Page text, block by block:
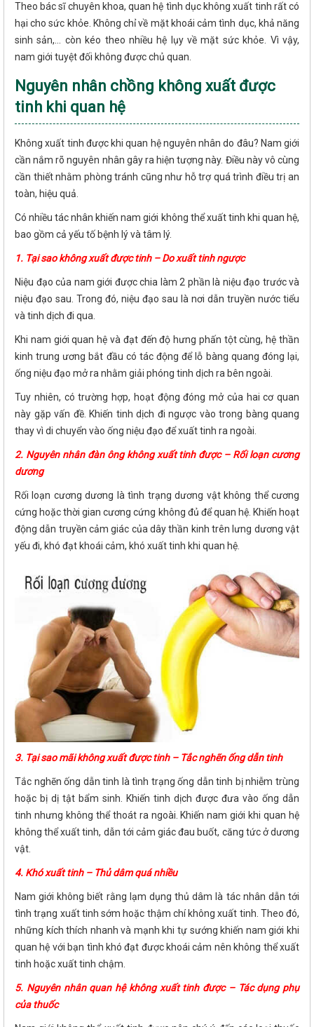
Theo bác sĩ chuyên khoa, quan hệ tình dục không xuất tinh rất có
hại cho sức khỏe. Không chỉ về mặt khoái cảm tình dục, khả năng
sinh sản,... còn kéo theo nhiều hệ lụy về mặt sức khỏe. Vì vậy,
nam giới tuyệt đối không được chủ quan.
Nguyên nhân chồng không xuất được
tinh khi quan hệ
Không xuất tinh được khi quan hệ nguyên nhân do đâu? Nam giới
cần nắm rõ nguyên nhân gây ra hiện tượng này. Điều này vô cùng
cần thiết nhằm phòng tránh cũng như hỗ trợ quá trình điều trị an
toàn, hiệu quả.
Có nhiều tác nhân khiến nam giới không thể xuất tinh khi quan hệ,
bao gồm cả yếu tố bệnh lý và tâm lý.
1. Tại sao không xuất được tinh – Do xuất tinh ngược
Niệu đạo của nam giới được chia làm 2 phần là niệu đạo trước và
niệu đạo sau. Trong đó, niệu đạo sau là nơi dẫn truyền nước tiểu
và tinh dịch đi qua.
Khi nam giới quan hệ và đạt đến độ hưng phấn tột cùng, hệ thần
kinh trung ương bắt đầu có tác động để lỗ bàng quang đóng lại,
ống niệu đạo mở ra nhằm giải phóng tinh dịch ra bên ngoài.
Tuy nhiên, có trường hợp, hoạt động đóng mở của hai cơ quan
này gặp vấn đề. Khiến tinh dịch đi ngược vào trong bàng quang
thay vì di chuyển vào ống niệu đạo để xuất tinh ra ngoài.
2. Nguyên nhân đàn ông không xuất tinh được – Rối loạn cương
dương
Rối loạn cương dương là tình trạng dương vật không thể cương
cứng hoặc thời gian cương cứng không đủ để quan hệ. Khiến hoạt
động dẫn truyền cảm giác của dây thần kinh trên lưng dương vật
yếu đi, khó đạt khoái cảm, khó xuất tinh khi quan hệ.
3. Tại sao mãi không xuất được tinh – Tắc nghẽn ống dẫn tinh
Tắc nghẽn ống dẫn tinh là tình trạng ống dẫn tinh bị nhiễm trùng
hoặc bị dị tật bẩm sinh. Khiến tinh dịch được đưa vào ống dẫn
tinh nhưng không thể thoát ra ngoài. Khiến nam giới khi quan hệ
không thể xuất tinh, dẫn tới cảm giác đau buốt, căng tức ở dương
vật.
4. Khó xuất tinh – Thủ dâm quá nhiều
Nam giới không biết rằng lạm dụng thủ dâm là tác nhân dẫn tới
tình trạng xuất tinh sớm hoặc thậm chí không xuất tinh. Theo đó,
những kích thích nhanh và mạnh khi tự sướng khiến nam giới khi
quan hệ với bạn tình khó đạt được khoái cảm nên không thể xuất
tinh hoặc xuất tinh chậm.
5. Nguyên nhân quan hệ không xuất tinh được – Tác dụng phụ
của thuốc